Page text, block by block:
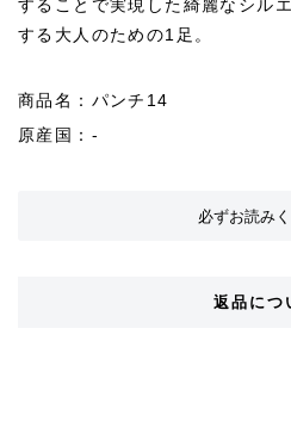
することで実現した綺麗なシル
する大人のための1足。
商品名：パンチ14
原産国：-
必ずお読み
返品につ